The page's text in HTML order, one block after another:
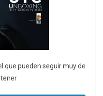
que pueden seguir muy de